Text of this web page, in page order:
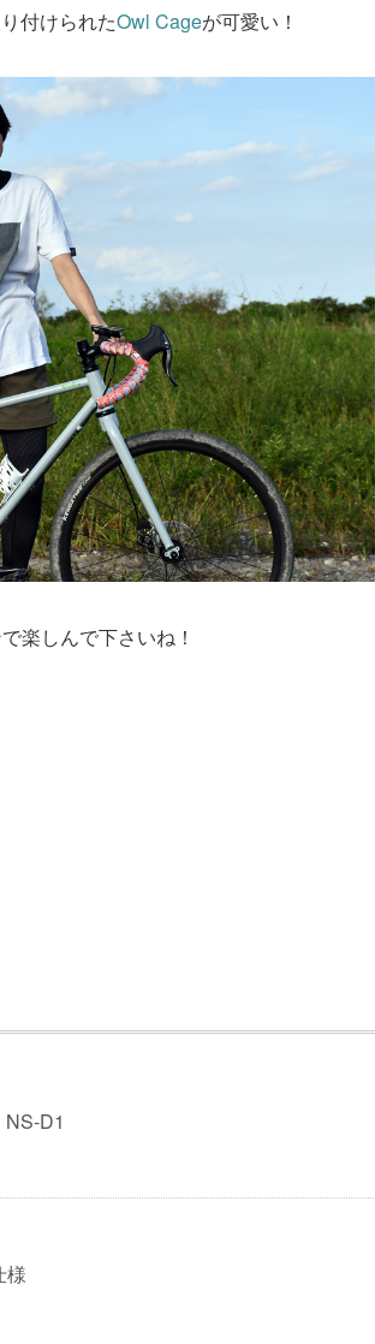
付けられたOwl Cageが可愛い！
楽しんで下さいね！
D1
様